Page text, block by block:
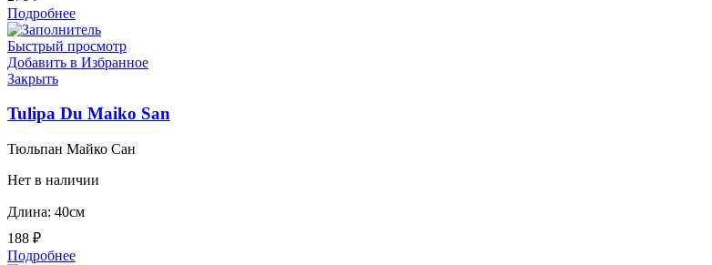
Подробнее
Быстрый просмотр
Добавить в Избранное
Закрыть
Tulipa Du Maiko San
Тюльпан Майко Сан
Нет в наличии
Длина: 40см
188 ₽
Подробнее